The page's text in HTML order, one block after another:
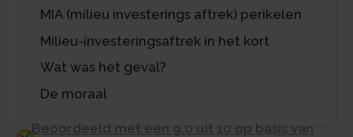
MIA (milieu investerings aftrek) perikelen
Milieu-investeringsaftrek in het kort
Wat was het geval?
De moraal
Beoordeeld met een 9.0 uit 10 op basis van